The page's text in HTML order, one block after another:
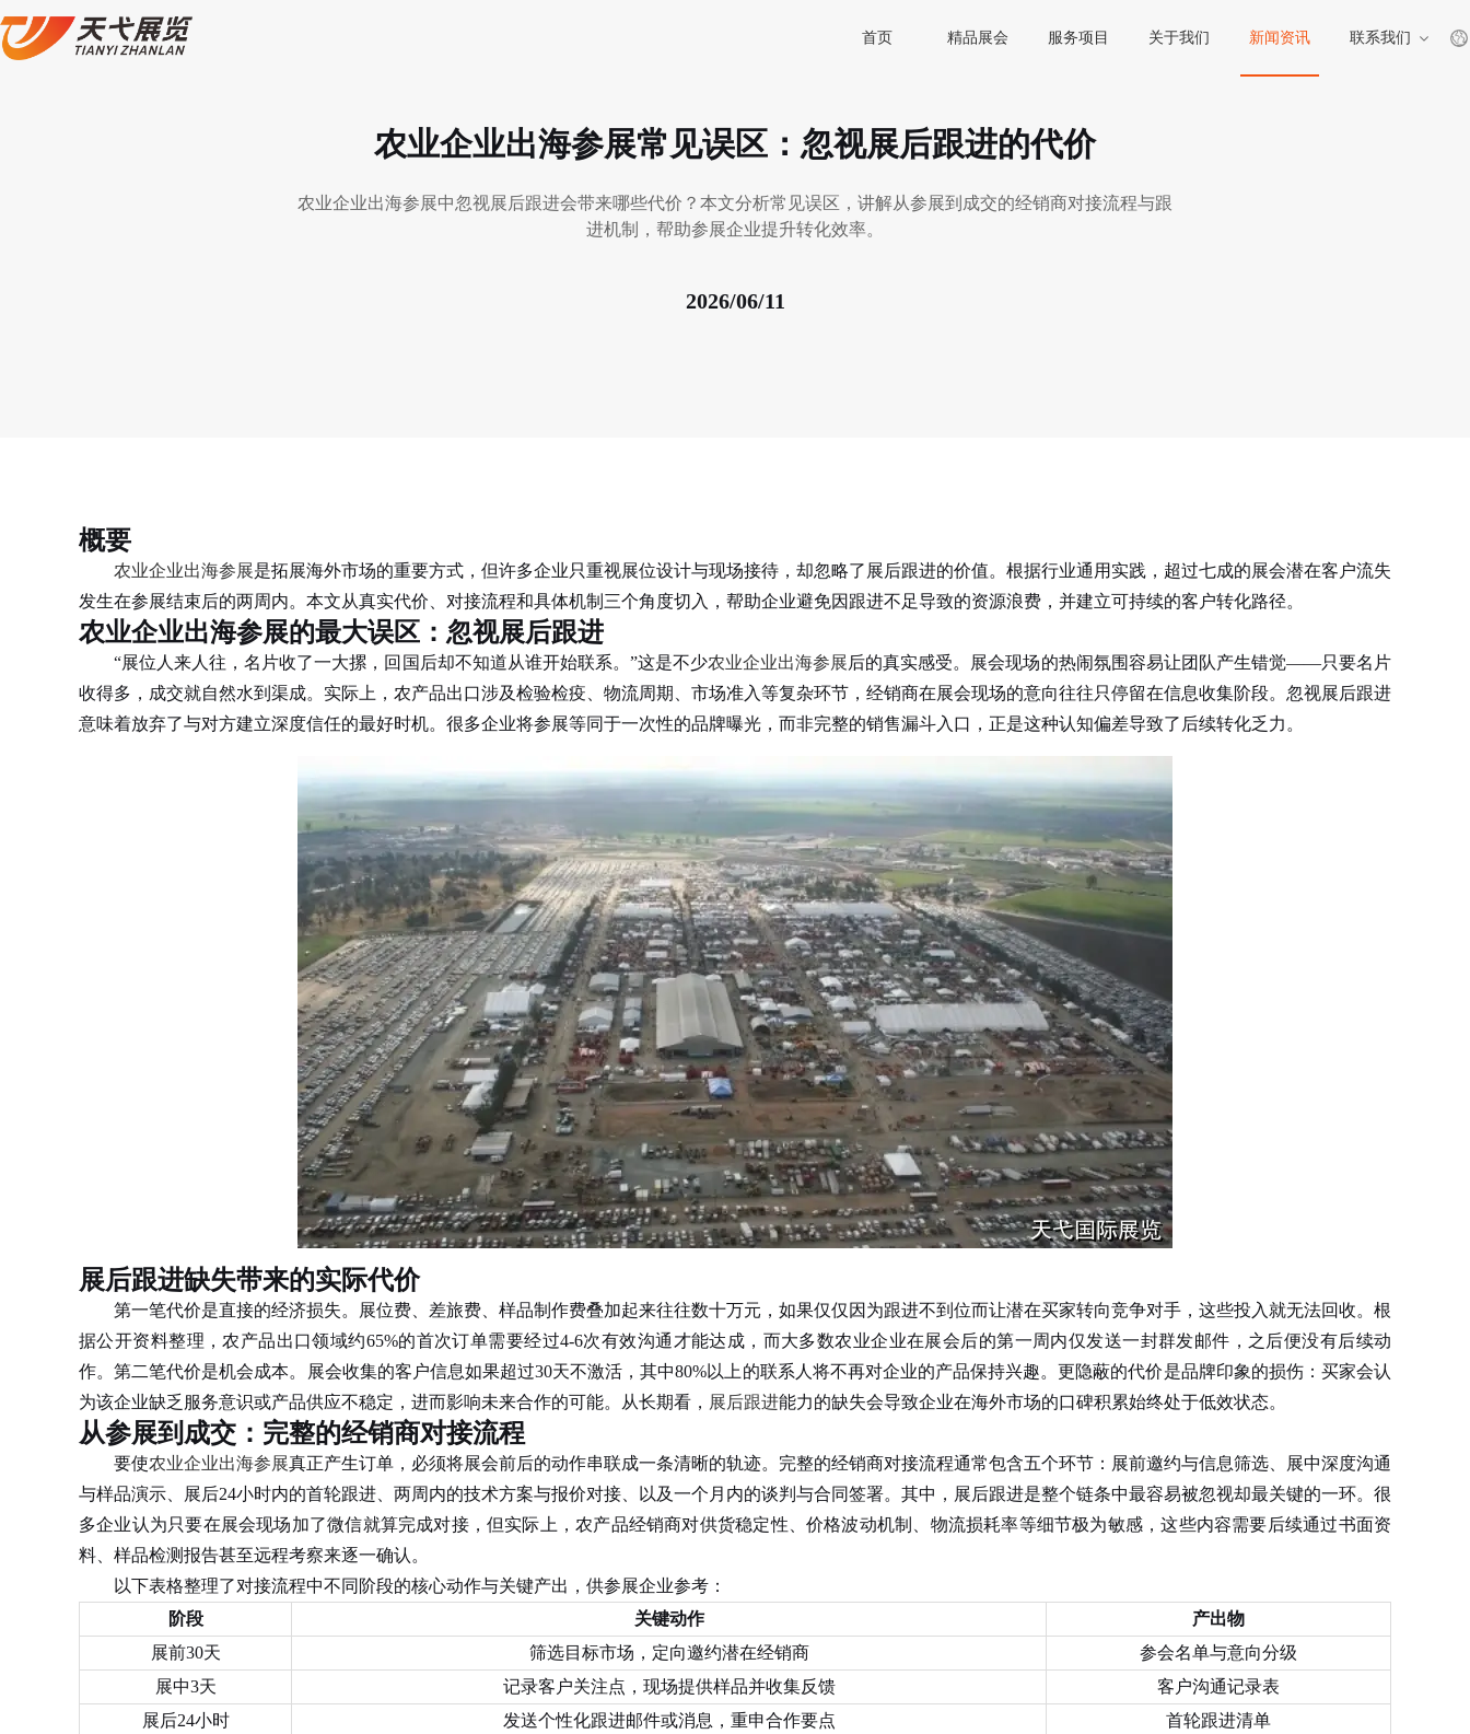
首页 精品展会 服务项目 关于我们 新闻资讯 联系我们
农业企业出海参展常见误区：忽视展后跟进的代价
农业企业出海参展中忽视展后跟进会带来哪些代价？本文分析常见误区，讲解从参展到成交的经销商对接流程与跟
进机制，帮助参展企业提升转化效率。
2026/06/11
概要
农业企业出海参展是拓展海外市场的重要方式，但许多企业只重视展位设计与现场接待，却忽略了展后跟进的价值。根据行业通用实践，超过七成的展会潜在客户流失
发生在参展结束后的两周内。本文从真实代价、对接流程和具体机制三个角度切入，帮助企业避免因跟进不足导致的资源浪费，并建立可持续的客户转化路径。
农业企业出海参展的最大误区：忽视展后跟进
“展位人来人往，名片收了一大摞，回国后却不知道从谁开始联系。”这是不少农业企业出海参展后的真实感受。展会现场的热闹氛围容易让团队产生错觉——只要名片
收得多，成交就自然水到渠成。实际上，农产品出口涉及检验检疫、物流周期、市场准入等复杂环节，经销商在展会现场的意向往往只停留在信息收集阶段。忽视展后跟进
意味着放弃了与对方建立深度信任的最好时机。很多企业将参展等同于一次性的品牌曝光，而非完整的销售漏斗入口，正是这种认知偏差导致了后续转化乏力。
展后跟进缺失带来的实际代价
第一笔代价是直接的经济损失。展位费、差旅费、样品制作费叠加起来往往数十万元，如果仅仅因为跟进不到位而让潜在买家转向竞争对手，这些投入就无法回收。根
据公开资料整理，农产品出口领域约65%的首次订单需要经过4-6次有效沟通才能达成，而大多数农业企业在展会后的第一周内仅发送一封群发邮件，之后便没有后续动
作。第二笔代价是机会成本。展会收集的客户信息如果超过30天不激活，其中80%以上的联系人将不再对企业的产品保持兴趣。更隐蔽的代价是品牌印象的损伤：买家会认
为该企业缺乏服务意识或产品供应不稳定，进而影响未来合作的可能。从长期看， 展后跟进能力的缺失会导致企业在海外市场的口碑积累始终处于低效状态。
从参展到成交：完整的经销商对接流程
要使农业企业出海参展真正产生订单，必须将展会前后的动作串联成一条清晰的轨迹。完整的经销商对接流程通常包含五个环节：展前邀约与信息筛选、展中深度沟通
与样品演示、展后24小时内的首轮跟进、两周内的技术方案与报价对接、以及一个月内的谈判与合同签署。其中，展后跟进是整个链条中最容易被忽视却最关键的一环。很
多企业认为只要在展会现场加了微信就算完成对接，但实际上，农产品经销商对供货稳定性、价格波动机制、物流损耗率等细节极为敏感，这些内容需要后续通过书面资
料、样品检测报告甚至远程考察来逐一确认。
以下表格整理了对接流程中不同阶段的核心动作与关键产出，供参展企业参考：
阶段
关键动作
产出物
展前30天
筛选目标市场，定向邀约潜在经销商
参会名单与意向分级
展中3天
记录客户关注点，现场提供样品并收集反馈
客户沟通记录表
展后24小时
发送个性化跟进邮件或消息，重申合作要点
首轮跟进清单